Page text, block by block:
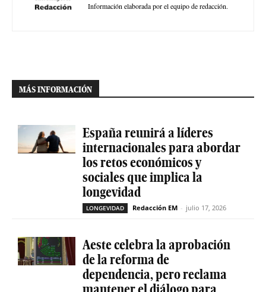
Información elaborada por el equipo de redacción.
MÁS INFORMACIÓN
España reunirá a líderes
internacionales para abordar
los retos económicos y
sociales que implica la
longevidad
LONGEVIDAD Redacción EM - julio 17, 2026
Aeste celebra la aprobación
de la reforma de
dependencia, pero reclama
mantener el diálogo para